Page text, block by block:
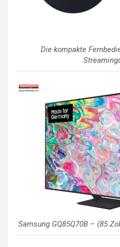
Die kompakte
Samsung GQ85Q70B – (85